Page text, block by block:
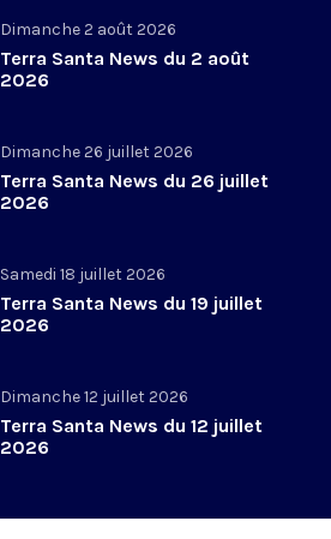
Dimanche 2 août 2026
Terra Santa News du 2 août
2026
Dimanche 26 juillet 2026
Terra Santa News du 26 juillet
2026
Samedi 18 juillet 2026
Terra Santa News du 19 juillet
2026
Dimanche 12 juillet 2026
Terra Santa News du 12 juillet
2026